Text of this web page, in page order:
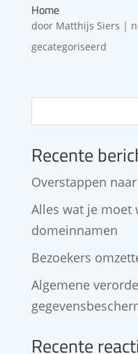
Home
door Matthijs Siers |
gecategoriseerd
Recente
Overstappen
Alles wat je moet
domeinnamen
Bezoekers
Algemene
Recente